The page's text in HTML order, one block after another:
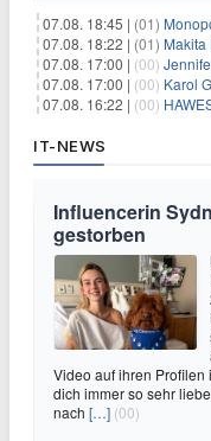
07.08. 18:45 | (01)
07.08. 18:22 | (01) Makita
07.08. 17:00 | (00) Jennifer
07.08. 17:00 | (00) Karol G
07.08. 16:22 | (00)
IT-NEWS
Influencerin
gestorben
Video auf ihren Profilen
dich immer so sehr
nach […] (00)